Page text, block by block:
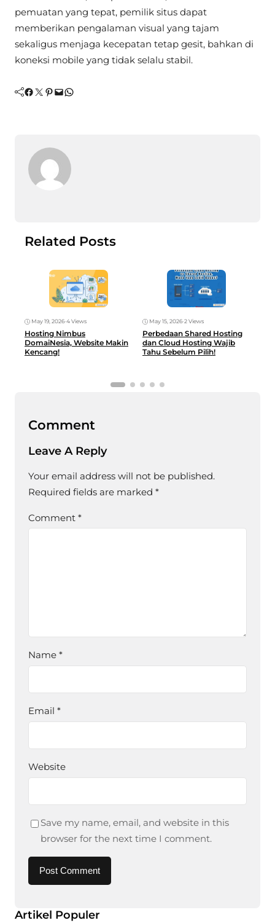
pemuatan yang tepat, pemilik situs dapat
memberikan pengalaman visual yang tajam
sekaligus menjaga kecepatan tetap gesit, bahkan di
koneksi mobile yang tidak selalu stabil.
Facebook Twitter Pinterest Mail WhatsApp
Related Posts
May 19, 2026•4 Views
Hosting Nimbus
DomaiNesia, Website Makin
Kencang!
May 15, 2026•2 Views
Perbedaan Shared Hosting
dan Cloud Hosting Wajib
Tahu Sebelum Pilih!
Comment
Leave A Reply
Your email address will not be published.
Required fields are marked *
Comment *
Name *
Email *
Website
Save my name, email, and website in this
browser for the next time I comment.
Artikel Populer